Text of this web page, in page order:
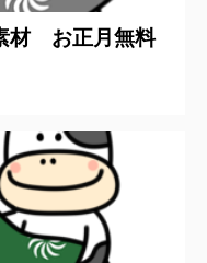
材 お正月無料